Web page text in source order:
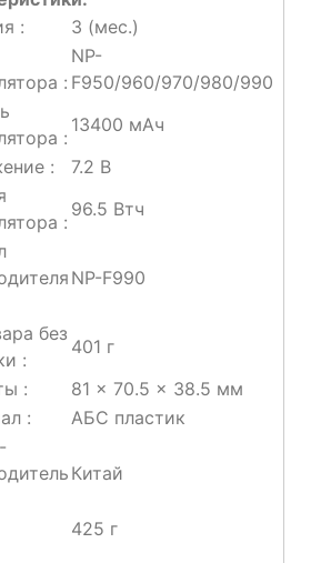
:
3 (мес.)
:
NP-
F950/960/970/980/990
:
13400 мАч
:
7.2 В
:
96.5 Втч
NP-F990
без
:
401 г
:
81 × 70.5 × 38.5 мм
:
АБС пластик
Китай
425 г